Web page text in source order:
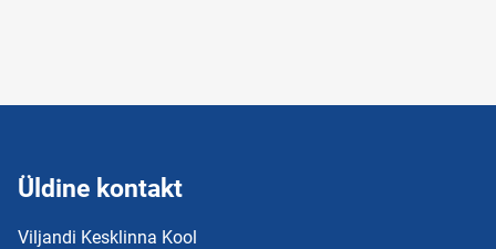
Üldine kontakt
Viljandi Kesklinna Kool